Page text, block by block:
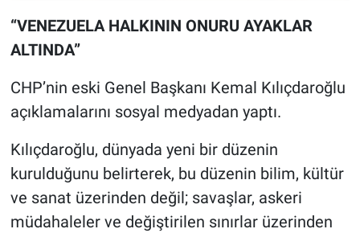
“VENEZUELA HALKININ ONURU AYAKLAR
ALTINDA”
CHP’nin eski Genel Başkanı Kemal Kılıçdaroğlu
açıklamalarını sosyal medyadan yaptı.
Kılıçdaroğlu, dünyada yeni bir düzenin
kurulduğunu belirterek, bu düzenin bilim, kültür
ve sanat üzerinden değil; savaşlar, askeri
müdahaleler ve değiştirilen sınırlar üzerinden